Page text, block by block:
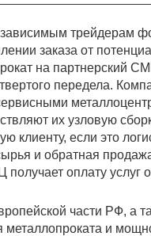
трейдерам
заказа от
на партнерский
передела.
их узловую
клиенту, если это
и обратная
оплату услуг
части РФ, а
и